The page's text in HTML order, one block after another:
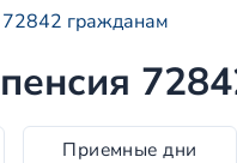
72842 гражданам
Приемные дни